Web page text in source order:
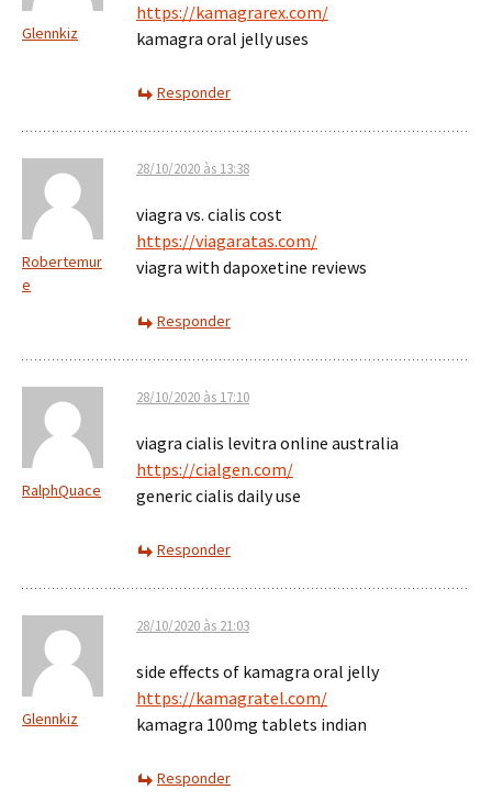
Glennkiz
https://kamagrarex.com/
kamagra oral jelly uses
Responder
Robertemur
e
28/10/2020 às 13:38
viagra vs. cialis cost
https://viagaratas.com/
viagra with dapoxetine reviews
Responder
RalphQuace
28/10/2020 às 17:10
viagra cialis levitra online australia
https://cialgen.com/
generic cialis daily use
Responder
Glennkiz
28/10/2020 às 21:03
side effects of kamagra oral jelly
https://kamagratel.com/
kamagra 100mg tablets indian
Responder